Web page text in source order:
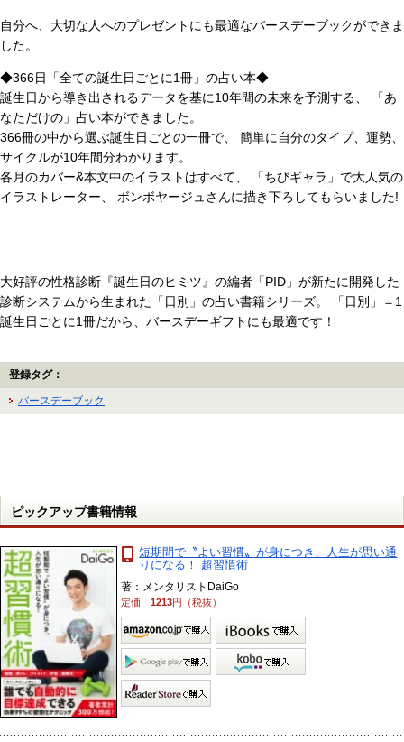
自分へ、大切な人へのプレゼントにも最適なバースデーブックができま
した。
◆366日「全ての誕生日ごとに1冊」の占い本◆
誕生日から導き出されるデータを基に10年間の未来を予測する、 「あ
なただけの」占い本ができました。
366冊の中から選ぶ誕生日ごとの一冊で、 簡単に自分のタイプ、運勢、
サイクルが10年間分わかります。
各月のカバー&本文中のイラストはすべて、 「ちびギャラ」で大人気の
イラストレーター、 ボンボヤージュさんに描き下ろしてもらいました!
大好評の性格診断『誕生日のヒミツ』の編者「PID」が新たに開発した
診断システムから生まれた「日別」の占い書籍シリーズ。 「日別」＝1
誕生日ごとに1冊だから、バースデーギフトにも最適です！
登録タグ：
バースデーブック
ピックアップ書籍情報
短期間で〝よい習慣〟が身につき、人生が思い通
りになる！ 超習慣術
著：メンタリストDaiGo
定価1213円（税抜）